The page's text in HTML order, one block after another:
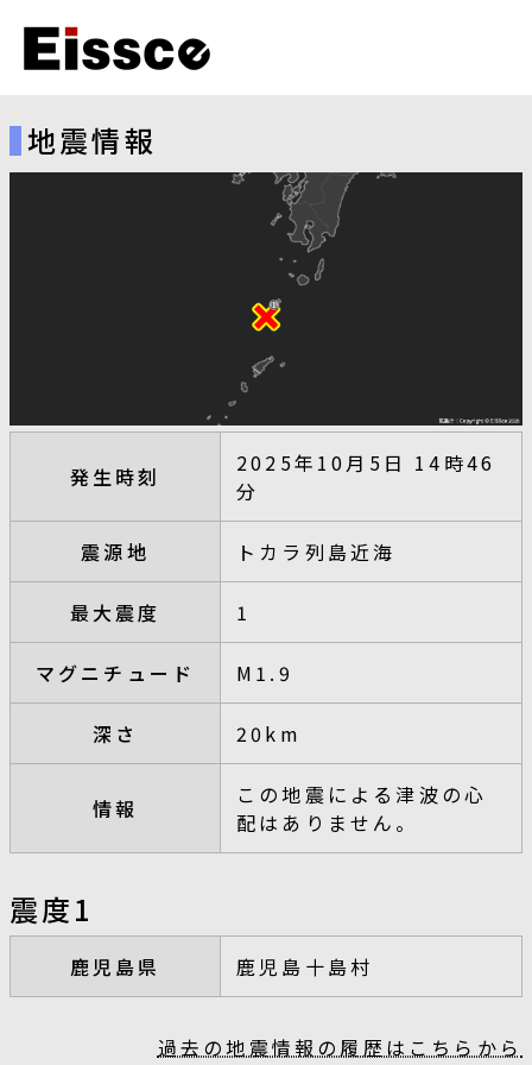
地震情報
発生時刻
2025年10月5日 14時46
分
震源地 トカラ列島近海
最大震度 1
マグニチュード M1.9
深さ 20km
情報
この地震による津波の心
配はありません。
震度1
鹿児島県 鹿児島十島村
過去の地震情報の履歴はこちらから